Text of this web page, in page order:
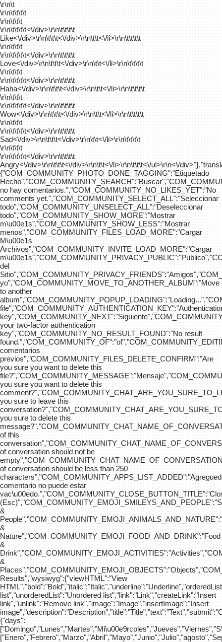
\r\n\t
\r\n\t\t\t\t
\r\n\t\t\t
\r\n\t\t\t\t<\/div>\r\n\t\t\t\t
Like<\/div>\r\n\t\t\t<\/div>\r\n\t\t<\/li>\r\n\t\t\t\t
\r\n\t\t\t
\r\n\t\t\t\t<\/div>\r\n\t\t\t\t
Love<\/div>\r\n\t\t\t<\/div>\r\n\t\t<\/li>\r\n\t\t\t\t
\r\n\t\t\t
\r\n\t\t\t\t<\/div>\r\n\t\t\t\t
Haha<\/div>\r\n\t\t\t<\/div>\r\n\t\t<\/li>\r\n\t\t\t\t
\r\n\t\t\t
\r\n\t\t\t\t<\/div>\r\n\t\t\t\t
Wow<\/div>\r\n\t\t\t<\/div>\r\n\t\t<\/li>\r\n\t\t\t\t
\r\n\t\t\t
\r\n\t\t\t\t<\/div>\r\n\t\t\t\t
Sad<\/div>\r\n\t\t\t<\/div>\r\n\t\t<\/li>\r\n\t\t\t\t
\r\n\t\t\t
\r\n\t\t\t\t<\/div>\r\n\t\t\t\t
Angry<\/div>\r\n\t\t\t<\/div>\r\n\t\t<\/li>\r\n\t\t\t<\/ul>\r\n<\/
{"COM_COMMUNITY_PHOTO_DONE_TAGGING":"Etiquetado
no hay comentarios.","COM_COMMUNITY_NO_LIKES_YET":"No
comments yet.","COM_COMMUNITY_SELECT_ALL":"Seleccionar
todo","COM_COMMUNITY_UNSELECT_ALL":"Deseleccionar
todo","COM_COMMUNITY_SHOW_MORE":"Mostrar
m\u00e1s","COM_COMMUNITY_SHOW_LESS":"Mostrar
menos","COM_COMMUNITY_FILES_LOAD_MORE":"Cargar
M\u00e1s
Archivos","COM_COMMUNITY_INVITE_LOAD_MORE":"Cargar
del
yo","COM_COMMUNITY_MOVE_TO_ANOTHER_ALBUM":"Move
to another
your two-factor authentication
key","COM_COMMUNITY_NO_RESULT_FOUND":"No result
comentarios
previos","COM_COMMUNITY_FILES_DELETE_CONFIRM":"Are
you sure you want to delete this
you sure you want to delete this
you sure to leave this
you sure to delete this
of this
of conversation should not be
of conversation should be less than 250
comentario no puede estar
&
&
Nature","COM_COMMUNITY_EMOJI_FOOD_AND_DRINK":"Food
&
&
Results","wysiwyg":{"viewHTML":"View
list","unorderedList":"Unordered list","link":"Link","createLink":"Insert
link","unlink":"Remove link","image":"Image","insertImage":"Insert
{"days":